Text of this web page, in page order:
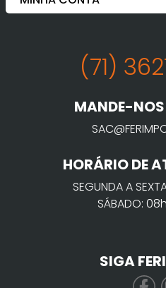
(71)
MANDE-
HORÁRIO DE
SEGUNDA A
SÁBADO:
SIGA